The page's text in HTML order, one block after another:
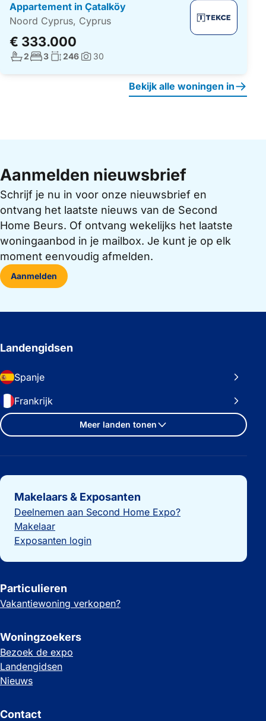
Appartement in Çatalköy
Noord Cyprus, Cyprus
€ 333.000
Aantal badkamers:
2Aantal slaapkamers:
3Woonoppervlakte:
246Foto's:
30
Bekijk alle woningen in
Aanmelden nieuwsbrief
Schrijf je nu in voor onze nieuwsbrief en
ontvang het laatste nieuws van de Second
Home Beurs. Of ontvang wekelijks het laatste
woningaanbod in je mailbox. Je kunt je op elk
moment eenvoudig afmelden.
Aanmelden
Landengidsen
Spanje
Frankrijk
Meer landen tonen
Belangrijke links
Makelaars & Exposanten
Deelnemen aan Second Home Expo?
Makelaar
Exposanten login
Particulieren
Vakantiewoning verkopen?
Woningzoekers
Bezoek de expo
Landengidsen
Nieuws
Contact